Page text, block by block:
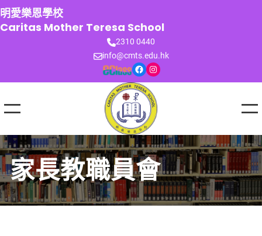
跳
至
主
明愛樂恩學校
Caritas Mother Teresa School
2310 0440
info@cmts.edu.hk
Facebook Instagram
家長教職員會